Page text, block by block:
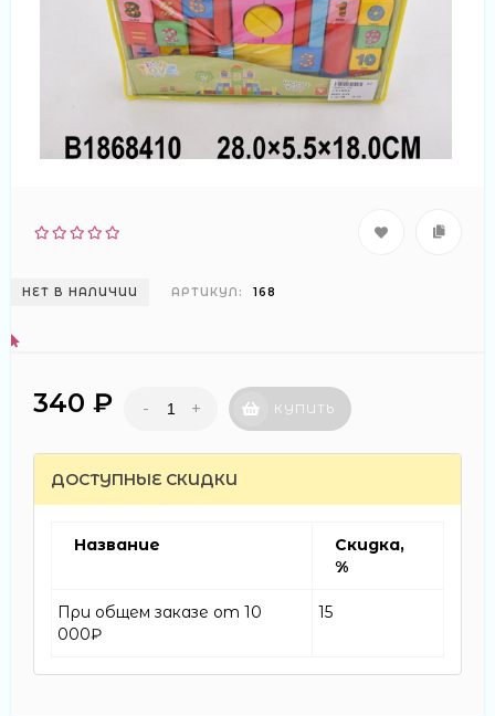
НЕТ В НАЛИЧИИ АРТИКУЛ: 168
340 ₽ - + КУПИТЬ
ДОСТУПНЫЕ СКИДКИ
Название
Скидка,
%
При общем заказе от 10
000₽
15